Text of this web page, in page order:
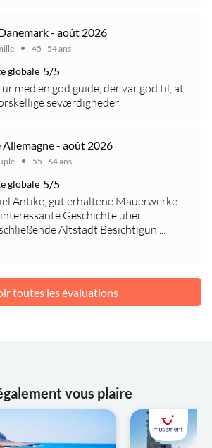
- août 2026
45 - 54 ans
globale 5/5
med en god guide, der var god til, at
seværdigheder
Allemagne - août 2026
55 - 64 ans
globale 5/5
Antike, gut erhaltene Mauerwerke.
Geschichte über
Altstadt Besichtigun ...
toutes les évaluations
vous plaire